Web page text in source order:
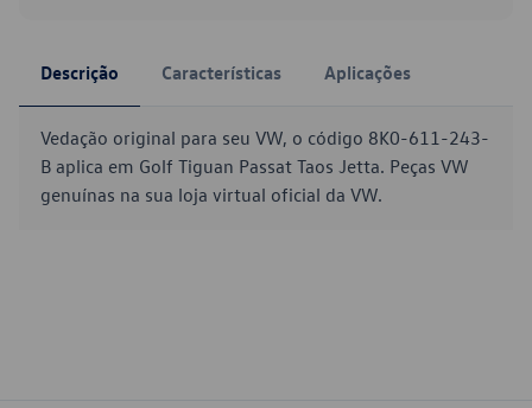
Descrição Características Aplicações
Vedação original para seu VW, o código 8K0-611-243-
B aplica em Golf Tiguan Passat Taos Jetta. Peças VW
genuínas na sua loja virtual oficial da VW.